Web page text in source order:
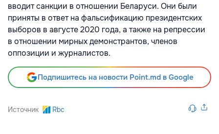
вводит санкции в отношении Беларуси. Они были
приняты в ответ на фальсификацию президентских
выборов в августе 2020 года, а также на репрессии
в отношении мирных демонстрантов, членов
оппозиции и журналистов.
Подпишитесь на новости Point.md в Google
Источник Rbc